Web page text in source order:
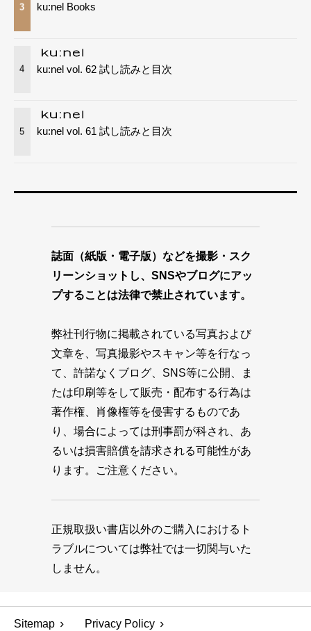
3 ku:nel Books
4 ku:nel vol. 62 試し読みと目次
5 ku:nel vol. 61 試し読みと目次
誌面（紙版・電子版）などを撮影・スク
リーンショットし、SNSやブログにアッ
プすることは法律で禁止されています。
弊社刊行物に掲載されている写真および
文章を、写真撮影やスキャン等を行なっ
て、許諾なくブログ、SNS等に公開、ま
たは印刷等をして販売・配布する行為は
著作権、肖像権等を侵害するものであ
り、場合によっては刑事罰が科され、あ
るいは損害賠償を請求される可能性があ
ります。ご注意ください。
正規取扱い書店以外のご購入におけるト
ラブルについては弊社では一切関与いた
しません。
Sitemap Privacy Policy